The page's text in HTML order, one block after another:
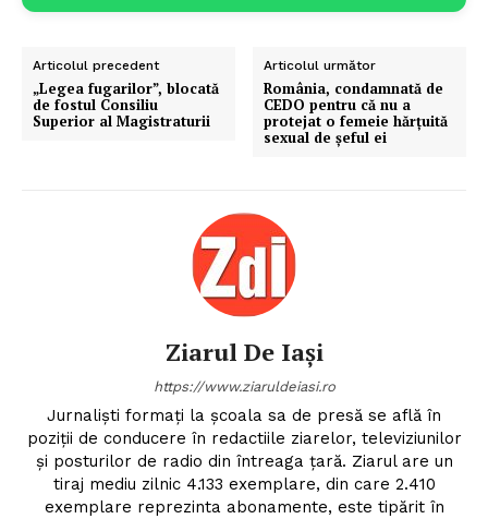
Articolul precedent
„Legea fugarilor”, blocată
de fostul Consiliu
Superior al Magistraturii
Articolul următor
România, condamnată de
CEDO pentru că nu a
protejat o femeie hărțuită
sexual de șeful ei
Ziarul De Iași
https://www.ziaruldeiasi.ro
Jurnalişti formaţi la şcoala sa de presă se află în
poziţii de conducere în redactiile ziarelor, televiziunilor
şi posturilor de radio din întreaga ţară. Ziarul are un
tiraj mediu zilnic 4.133 exemplare, din care 2.410
exemplare reprezinta abonamente, este tipărit în